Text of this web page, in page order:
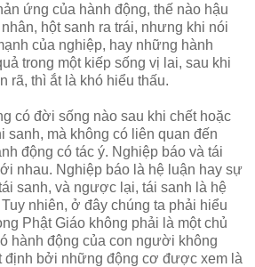
ứng của hành động, thế nào hậu
hột sanh ra trái, nhưng khi nói
của nghiệp, hay những hành
trong một kiếp sống vị lai, sau khi
rã, thì ắt là khó hiểu thấu.
có đời sống nào sau khi chết hoặc
sanh, mà không có liên quan đến
động có tác ý. Nghiệp báo và tái
nhau. Nghiệp báo là hệ luận hay sự
sanh, và ngược lại, tái sanh là hệ
nhiên, ở đây chúng ta phải hiểu
Phật Giáo không phải là một chủ
hành động của con người không
định bởi những động cơ được xem là